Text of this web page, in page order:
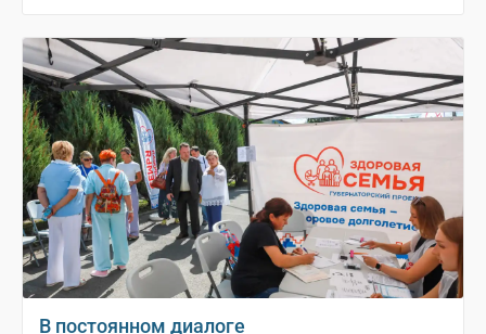
В постоянном диалоге